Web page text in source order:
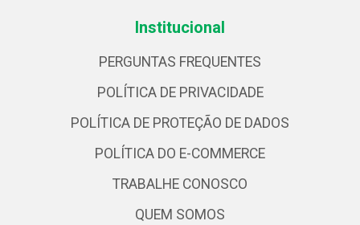
Institucional
PERGUNTAS FREQUENTES
POLÍTICA DE PRIVACIDADE
POLÍTICA DE PROTEÇÃO DE DADOS
POLÍTICA DO E-COMMERCE
TRABALHE CONOSCO
QUEM SOMOS